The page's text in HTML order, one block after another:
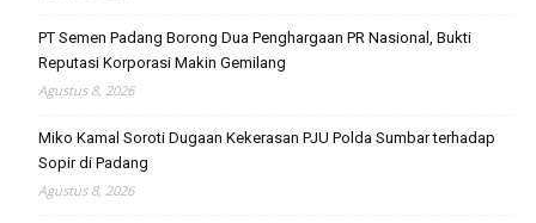
PT Semen Padang Borong Dua Penghargaan PR Nasional, Bukti
Reputasi Korporasi Makin Gemilang
Agustus 8, 2026
Miko Kamal Soroti Dugaan Kekerasan PJU Polda Sumbar terhadap
Sopir di Padang
Agustus 8, 2026